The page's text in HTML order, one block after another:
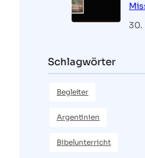
30.
Schlagwörter
Begleiter
Argentinien
Bibelunterricht